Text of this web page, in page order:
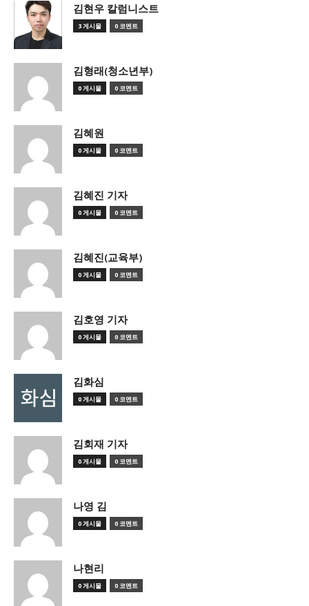
김현우 칼럼니스트
3 게시물 0 코멘트
김형래(청소년부)
0 게시물 0 코멘트
김혜원
0 게시물 0 코멘트
김혜진 기자
0 게시물 0 코멘트
김혜진(교육부)
0 게시물 0 코멘트
김호영 기자
0 게시물 0 코멘트
김화심
0 게시물 0 코멘트
김회재 기자
0 게시물 0 코멘트
나영 김
0 게시물 0 코멘트
나현리
0 게시물 0 코멘트